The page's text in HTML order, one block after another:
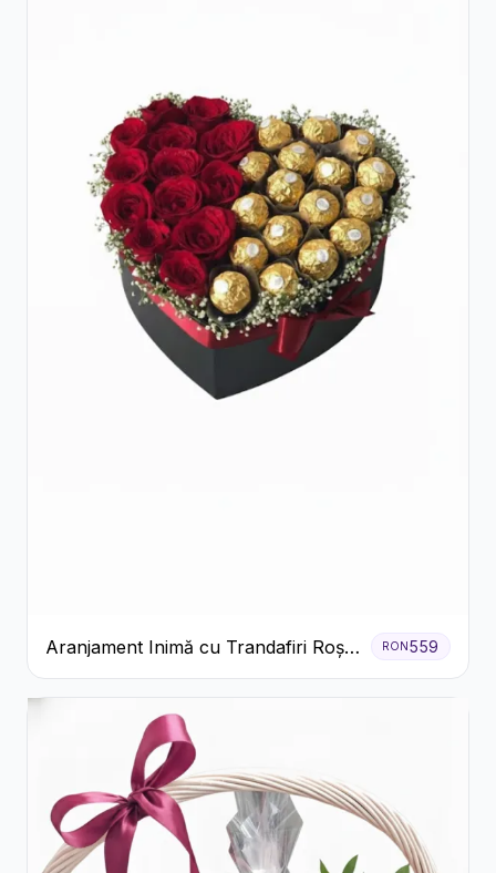
Aranjament Inimă cu Trandafiri Roșii
și Ciocolată Ferrero Rocher
RON 559